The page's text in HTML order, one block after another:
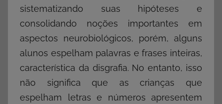
sistematizando suas hipóteses e
consolidando noções importantes em
aspectos neurobiológicos, porém, alguns
alunos espelham palavras e frases inteiras,
característica da disgrafia. No entanto, isso
não significa que as crianças que
espelham letras e números apresentem